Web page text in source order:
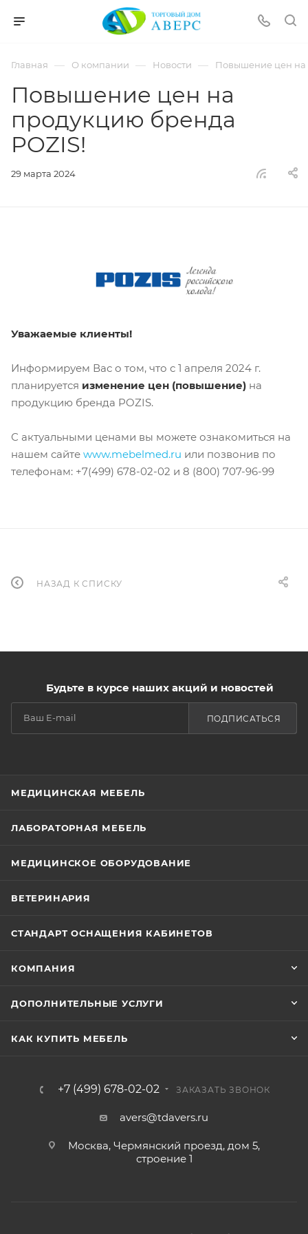
Главная — О компании — Новости — Повышение цен на
Повышение цен на
продукцию бренда
POZIS!
29 марта 2024
Уважаемые клиенты!
Информируем Вас о том, что с 1 апреля 2024 г.
планируется изменение цен (повышение) на
продукцию бренда POZIS.
С актуальными ценами вы можете ознакомиться на
нашем сайте www.mebelmed.ru или позвонив по
телефонам: +7(499) 678-02-02 и 8 (800) 707-96-99
НАЗАД К СПИСКУ
Будьте в курсе наших акций и новостей
ПОДПИСАТЬСЯ
МЕДИЦИНСКАЯ МЕБЕЛЬ
ЛАБОРАТОРНАЯ МЕБЕЛЬ
МЕДИЦИНСКОЕ ОБОРУДОВАНИЕ
ВЕТЕРИНАРИЯ
СТАНДАРТ ОСНАЩЕНИЯ КАБИНЕТОВ
КОМПАНИЯ
ДОПОЛНИТЕЛЬНЫЕ УСЛУГИ
КАК КУПИТЬ МЕБЕЛЬ
+7 (499) 678-02-02 ЗАКАЗАТЬ ЗВОНОК
avers@tdavers.ru
Москва, Чермянский проезд, дом 5,
строение 1
pornspider.info
xnxx